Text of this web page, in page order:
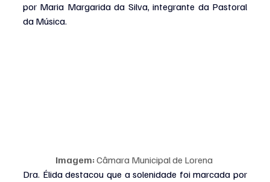
por Maria Margarida da Silva, integrante da Pastoral
da Música.
Imagem: Câmara Municipal de Lorena
Dra. Élida destacou que a solenidade foi marcada por